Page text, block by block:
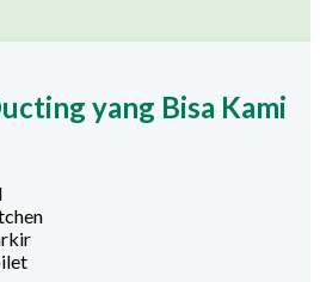
yang Bisa Kami